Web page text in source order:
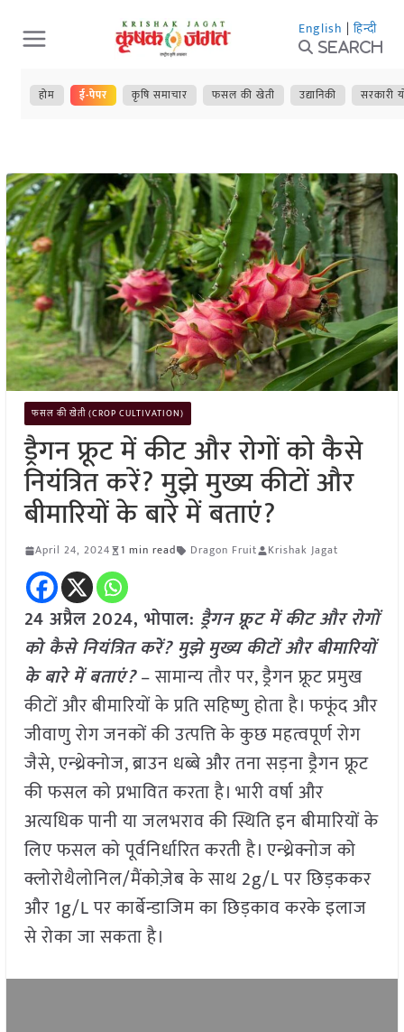
Skip
to
content
English | हिन्दी
Search
होम ई-पेपर कृषि समाचार फसल की खेती उद्यानिकी सरकारी
फसल की खेती (CROP CULTIVATION)
ड्रैगन फ्रूट में कीट और रोगों को कैसे
नियंत्रित करें? मुझे मुख्य कीटों और
बीमारियों के बारे में बताएं?
April 24, 2024 1 min read Dragon Fruit Krishak Jagat
24 अप्रैल 2024, भोपाल: ड्रैगन फ्रूट में कीट और रोगों
को कैसे नियंत्रित करें? मुझे मुख्य कीटों और बीमारियों
के बारे में बताएं?– सामान्य तौर पर, ड्रैगन फ्रूट प्रमुख
कीटों और बीमारियों के प्रति सहिष्णु होता है। फफूंद और
जीवाणु रोग जनकों की उत्पत्ति के कुछ महत्वपूर्ण रोग
जैसे, एन्थ्रेक्नोज, ब्राउन धब्बे और तना सड़ना ड्रैगन फ्रूट
की फसल को प्रभावित करता है। भारी वर्षा और
अत्यधिक पानी या जलभराव की स्थिति इन बीमारियों के
लिए फसल को पूर्वनिर्धारित करती है। एन्थ्रेक्नोज को
क्लोरोथैलोनिल/मैंकोज़ेब के साथ 2g/L पर छिड़ककर
और 1g/L पर कार्बेन्डाजिम का छिड़काव करके इलाज
से रोका जा सकता है।